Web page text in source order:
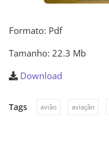
Formato: Pdf
Tamanho: 22.3 Mb
Download
Tags avião aviação